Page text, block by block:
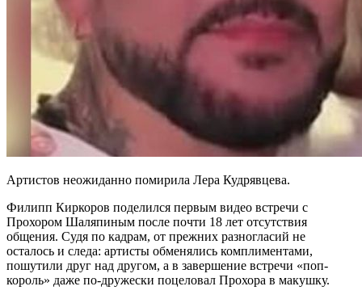
Артистов неожиданно помирила Лера Кудрявцева.
Филипп Киркоров поделился первым видео встречи с
Прохором Шаляпиным после почти 18 лет отсутствия
общения. Судя по кадрам, от прежних разногласий не
осталось и следа: артисты обменялись комплиментами,
пошутили друг над другом, а в завершение встречи «поп-
король» даже по-дружески поцеловал Прохора в макушку.